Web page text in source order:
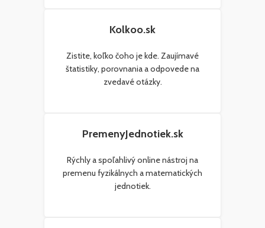
Kolkoo.sk
Zistite, koľko čoho je kde. Zaujímavé
štatistiky, porovnania a odpovede na
zvedavé otázky.
PremenyJednotiek.sk
Rýchly a spoľahlivý online nástroj na
premenu fyzikálnych a matematických
jednotiek.